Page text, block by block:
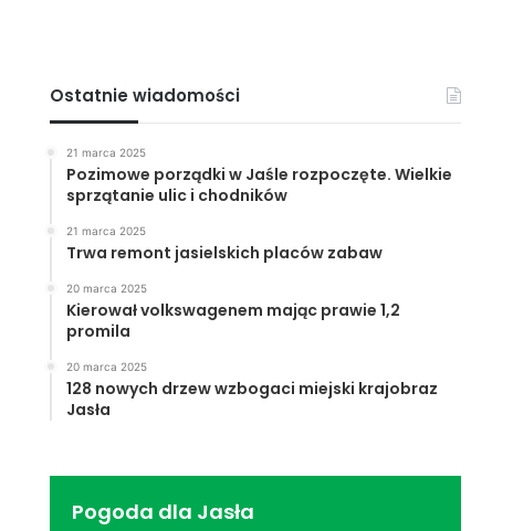
Ostatnie wiadomości
21 marca 2025
Pozimowe porządki w Jaśle rozpoczęte. Wielkie
sprzątanie ulic i chodników
21 marca 2025
Trwa remont jasielskich placów zabaw
20 marca 2025
Kierował volkswagenem mając prawie 1,2
promila
20 marca 2025
128 nowych drzew wzbogaci miejski krajobraz
Jasła
Pogoda dla Jasła